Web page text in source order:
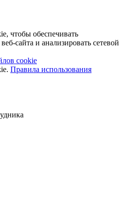
чтобы обеспечивать
сайта и анализировать сетевой
cookie
Правила использования